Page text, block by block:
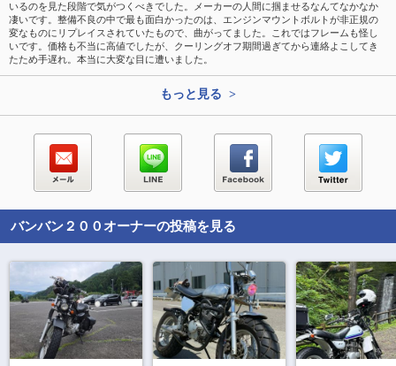
いるのを見た段階で気がつくべきでした。メーカーの人間に掴ませるなんてなかなか
凄いです。整備不良の中で最も面白かったのは、エンジンマウントボルトが非正規の
変なものにリプレイスされていたもので、曲がってました。これではフレームも怪し
いです。価格も不当に高値でしたが、クーリングオフ期間過ぎてから連絡よこしてき
たため手遅れ。本当に大変な目に遭いました。
もっと見る >
バンバン２００ オーナーの投稿を見る